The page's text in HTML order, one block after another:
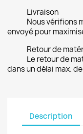
Livraison
Nous vérifions
envoyé pour
Retour de
Le retour de
dans un délai max.
Description